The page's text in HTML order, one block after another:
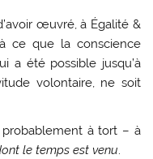
œuvré, à Égalité &
ce que la conscience
a été possible jusqu’à
volontaire, ne soit
à tort – à
le temps est venu.